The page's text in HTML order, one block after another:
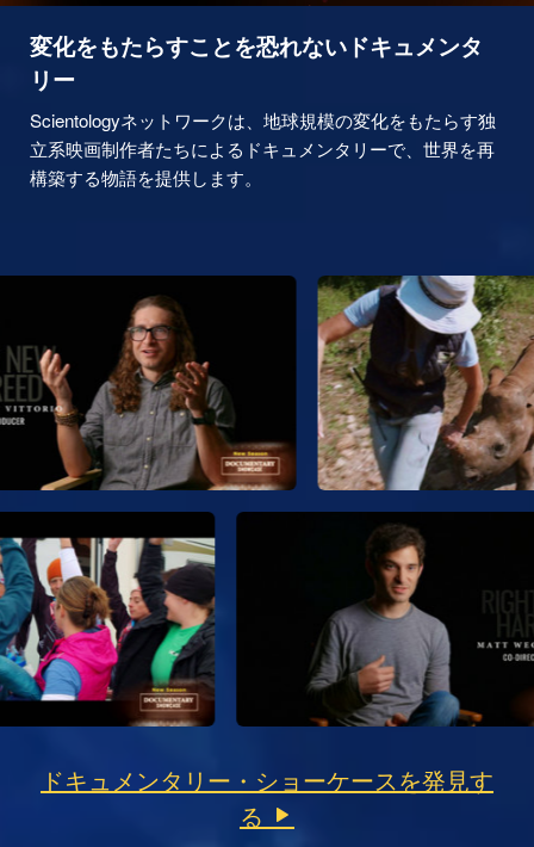
変化をもたらすことを恐れないドキュメンタ
リー
Scientologyネットワークは、地球規模の変化をもたらす独
立系映画制作者たちによるドキュメンタリーで、世界を再
構築する物語を提供します。
ドキュメンタリー・ショーケースを発見す
る